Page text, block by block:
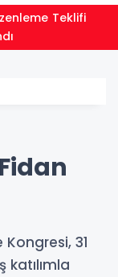
31
katılımla